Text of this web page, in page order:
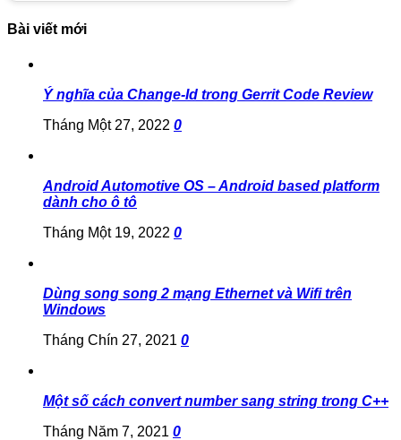
Bài viết mới
Ý nghĩa của Change-Id trong Gerrit Code Review
Tháng Một 27, 2022 0
Android Automotive OS – Android based platform
dành cho ô tô
Tháng Một 19, 2022 0
Dùng song song 2 mạng Ethernet và Wifi trên
Windows
Tháng Chín 27, 2021 0
Một số cách convert number sang string trong C++
Tháng Năm 7, 2021 0